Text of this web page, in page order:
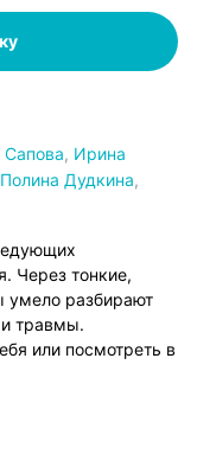
Сапова, Ирина
Полина Дудкина,
Через тонкие,
умело разбирают
травмы.
или посмотреть в
свое
Люба